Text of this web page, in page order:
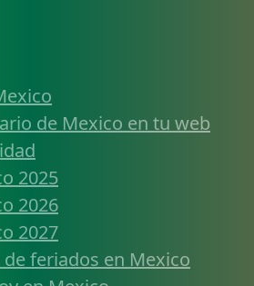
de Mexico en tu web
2025
2026
2027
feriados en Mexico